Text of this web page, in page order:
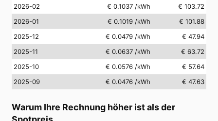
2026-02
€ 0.1037 /kWh
€ 103.72
2026-01
€ 0.1019 /kWh
€ 101.88
2025-12
€ 0.0479 /kWh
€ 47.94
2025-11
€ 0.0637 /kWh
€ 63.72
2025-10
€ 0.0576 /kWh
€ 57.64
2025-09
€ 0.0476 /kWh € 47.63
Warum Ihre Rechnung höher ist als der